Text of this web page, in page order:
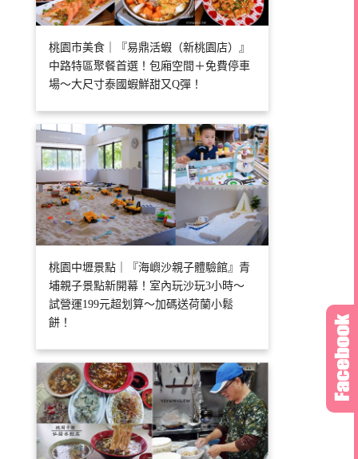
桃園市美食｜『易鼎活蝦（新桃園店）』
中路特區聚餐首選！包廂空間＋免費停車
場～大尺寸泰國蝦鮮甜又Q彈！
桃園中壢景點｜『海嶼沙親子體驗館』青
埔親子景點新開幕！室內玩沙玩3小時～
試營運199元超划算～加碼送荷蘭小鬆
餅！